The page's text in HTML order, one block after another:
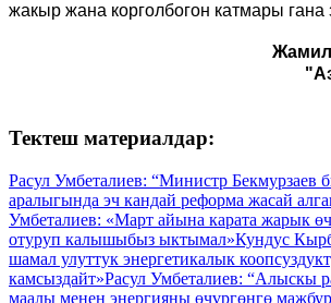
жакыр жана корголбогон катмары гана
Тектеш материалдар:
Расул Умбеталиев: “Министр Бекмурзаев
аралыгында эч кандай реформа жасай
Умбеталиев: «Март айына карата жарык
отуруп калышыбыз ыктымал»Кундус
шамал улуттук энергетикалык
камсыздайт»Расул Умбеталиев: “Алыскы
маалы менен энергияны өчүргөнгө мажбур